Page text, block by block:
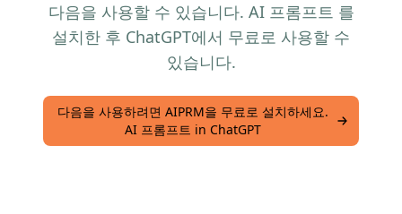
다음을 사용할 수 있습니다. AI 프롬프트 를
설치한 후 ChatGPT에서 무료로 사용할 수
있습니다.
다음을 사용하려면 AIPRM을 무료로 설치하세요.
AI 프롬프트 in ChatGPT